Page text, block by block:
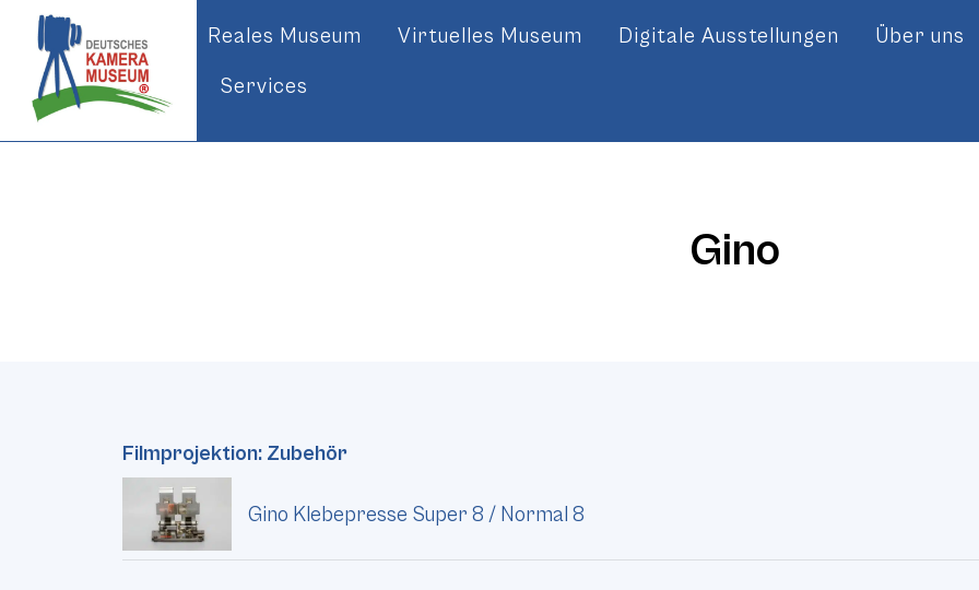
Reales Museum Virtuelles Museum Digitale Ausstellungen Über uns
Services
Gino
Filmprojektion: Zubehör
Gino Klebepresse Super 8 / Normal 8